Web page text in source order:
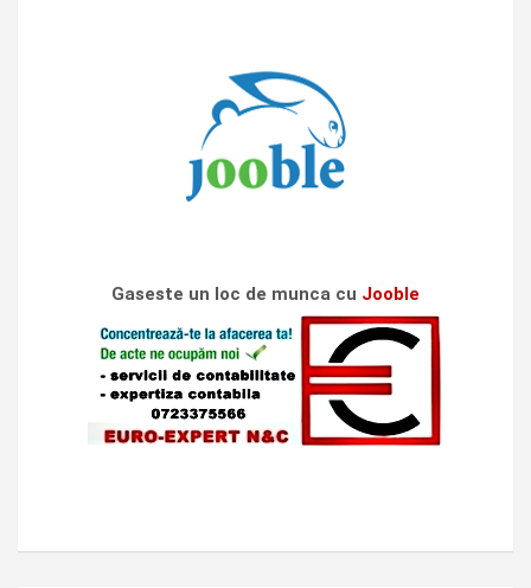
Gaseste un loc de munca cu Jooble